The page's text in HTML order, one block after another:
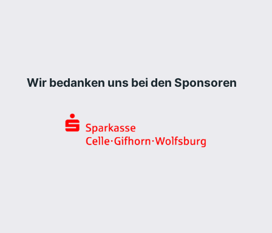
Wir bedanken uns bei den Sponsoren